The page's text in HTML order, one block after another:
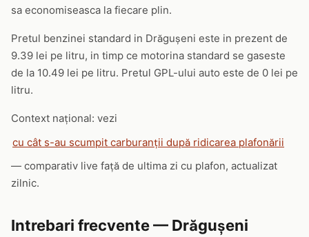
sa economiseasca la fiecare plin.
Pretul benzinei standard in Drăguşeni este in prezent de
9.39 lei pe litru, in timp ce motorina standard se gaseste
de la 10.49 lei pe litru. Pretul GPL-ului auto este de 0 lei pe
litru.
Context național: vezi
cu cât s-au scumpit carburanții după ridicarea plafonării
— comparativ live față de ultima zi cu plafon, actualizat
zilnic.
Intrebari frecvente — Drăguşeni